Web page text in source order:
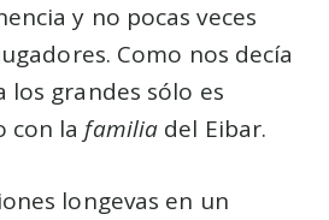
y no pocas veces
Como nos decía
los grandes sólo es
con lafamilia del Eibar.
longevas en un